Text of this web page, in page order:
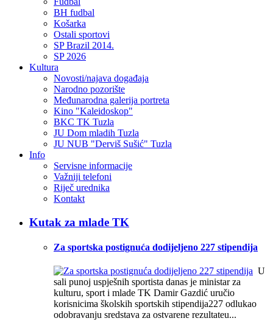
BH fudbal
Košarka
Ostali sportovi
SP Brazil 2014.
SP 2026
Kultura
Novosti/najava događaja
Narodno pozorište
Međunarodna galerija portreta
Kino "Kaleidoskop"
BKC TK Tuzla
JU Dom mladih Tuzla
JU NUB "Derviš Sušić" Tuzla
Info
Servisne informacije
Važniji telefoni
Riječ urednika
Kontakt
Kutak za mlade TK
Za sportska postignuća dodijeljeno 227 stipendija
U
sali punoj uspješnih sportista danas je ministar za
kulturu, sport i mlade TK Damir Gazdić uručio
korisnicima školskih sportskih stipendija227 odlukao
odobravanju sredstava za ostvarene rezultateu...